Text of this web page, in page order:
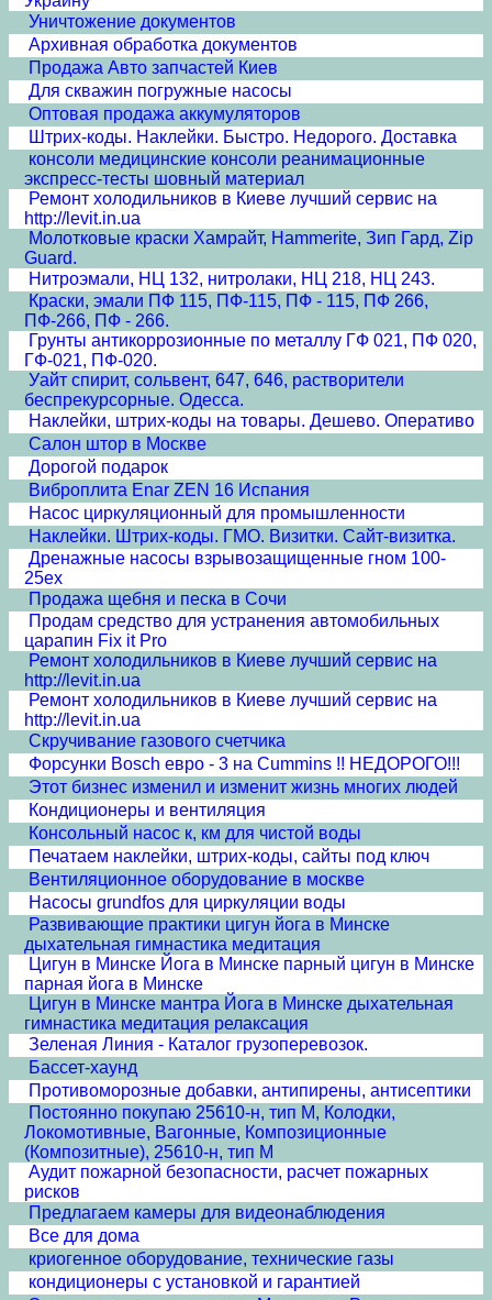
Уничтожение документов
Архивная обработка документов
Продажа Авто запчастей Киев
Для скважин погружные насосы
Оптовая продажа аккумуляторов
Штрих-коды. Наклейки. Быстро. Недорого. Доставка
консоли медицинские консоли реанимационные
экспресс-тесты шовный материал
Ремонт холодильников в Киеве лучший сервис на
http://levit.in.ua
Молотковые краски Хамрайт, Hammerite, Зип Гард, Zip
Guard.
Нитроэмали, НЦ 132, нитролаки, НЦ 218, НЦ 243.
Краски, эмали ПФ 115, ПФ-115, ПФ - 115, ПФ 266,
ПФ-266, ПФ - 266.
Грунты антикоррозионные по металлу ГФ 021, ПФ 020,
ГФ-021, ПФ-020.
Уайт спирит, сольвент, 647, 646, растворители
беспрекурсорные. Одесса.
Наклейки, штрих-коды на товары. Дешево. Оперативо
Салон штор в Москве
Дорогой подарок
Виброплита Enar ZEN 16 Испания
Насос циркуляционный для промышленности
Наклейки. Штрих-коды. ГМО. Визитки. Сайт-визитка.
Дренажные насосы взрывозащищенные гном 100-
25ex
Продажа щебня и песка в Сочи
Продам средство для устранения автомобильных
царапин Fix it Pro
Ремонт холодильников в Киеве лучший сервис на
http://levit.in.ua
Ремонт холодильников в Киеве лучший сервис на
http://levit.in.ua
Скручивание газового счетчика
Форсунки Bosch евро - 3 на Cummins !! НЕДОРОГО!!!
Этот бизнес изменил и изменит жизнь многих людей
Кондиционеры и вентиляция
Консольный насос к, км для чистой воды
Печатаем наклейки, штрих-коды, сайты под ключ
Вентиляционное оборудование в москве
Насосы grundfos для циркуляции воды
Развивающие практики цигун йога в Минске
дыхательная гимнастика медитация
Цигун в Минске Йога в Минске парный цигун в Минске
парная йога в Минске
Цигун в Минске мантра Йога в Минске дыхательная
гимнастика медитация релаксация
Зеленая Линия - Каталог грузоперевозок.
Бассет-хаунд
Противоморозные добавки, антипирены, антисептики
Постоянно покупаю 25610-н, тип М, Колодки,
Локомотивные, Вагонные, Композиционные
(Композитные), 25610-н, тип М
Аудит пожарной безопасности, расчет пожарных
рисков
Предлагаем камеры для видеонаблюдения
Все для дома
криогенное оборудование, технические газы
кондиционеры с установкой и гарантией